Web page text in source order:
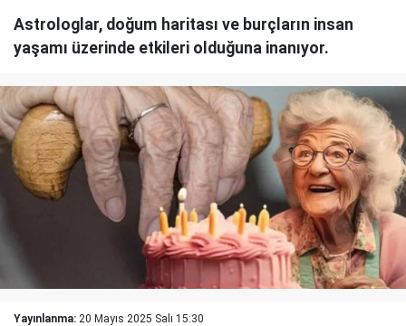
Astrologlar, doğum haritası ve burçların insan
yaşamı üzerinde etkileri olduğuna inanıyor.
Yayınlanma: 20 Mayıs 2025 Salı 15:30